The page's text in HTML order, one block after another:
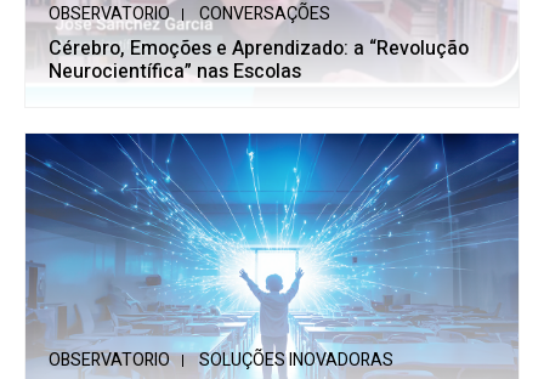
OBSERVATORIO CONVERSAÇÕES
Cérebro, Emoções e Aprendizado: a “Revolução
Neurocientífica” nas Escolas
OBSERVATORIO SOLUÇÕES INOVADORAS